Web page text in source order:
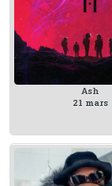
Ash
21 mars